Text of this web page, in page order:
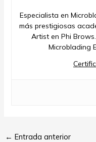
Especialista en
más prestigiosas
Artist en Phi
Microblading
← Entrada anterior